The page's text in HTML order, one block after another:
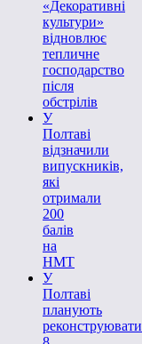
«Декоративні
культури»
відновлює
тепличне
господарство
після
обстрілів
У
Полтаві
відзначили
випускників,
які
отримали
200
балів
на
НМТ
У
Полтаві
планують
реконструювати